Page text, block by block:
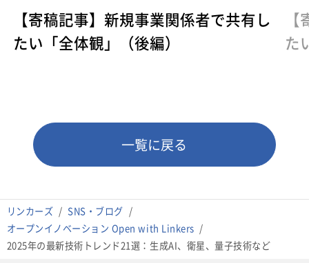
リンカーズ
SNS・ブログ
オープンイノベーション Open with Linkers
2025年の最新技術トレンド21選：生成AI、衛星、量子技術など
【寄稿記事】新規事業関係者で共有し
たい「全体観」（後編）
た
一覧に戻る